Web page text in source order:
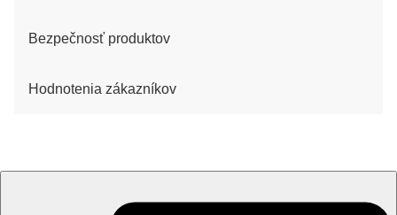
Bezpečnosť produktov
Hodnotenia zákazníkov